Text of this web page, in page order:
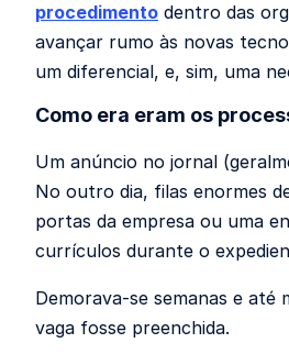
procedimento dentro das
avançar rumo às novas
um diferencial, e, sim, uma
Como era eram os
Um anúncio no jornal
No outro dia, filas enormes
portas da empresa ou uma
currículos durante o
Demorava-se semanas e até
vaga fosse preenchida.